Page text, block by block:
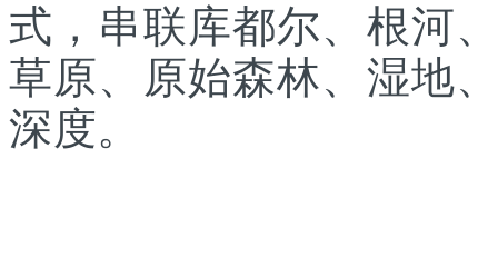
式，串联库都尔、根河
草原、原始森林、湿地
深度。